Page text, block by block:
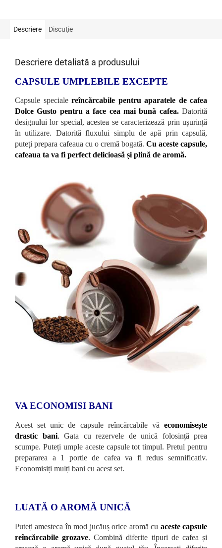
Descriere Discuţie
Descriere detaliată a produsului
CAPSULE UMPLEBILE EXCEPTE
Capsule speciale reîncărcabile pentru aparatele de cafea
Dolce Gusto pentru a face cea mai bună cafea.Datorită
designului lor special, acestea se caracterizează prin ușurință
în utilizare. Datorită fluxului simplu de apă prin capsulă,
puteți prepara cafeaua cu o cremă bogată. Cu aceste capsule,
cafeaua ta va fi perfect delicioasă și plină de aromă.
VA ECONOMISI BANI
Acest set unic de capsule reîncărcabile vă economisește
drastic bani. Gata cu rezervele de unică folosință prea
scumpe. Puteți umple aceste capsule tot timpul. Pretul pentru
prepararea a 1 portie de cafea va fi redus semnificativ.
Economisiți mulți bani cu acest set.
LUATĂ O AROMĂ UNICĂ
Puteți amesteca în mod jucăuș orice aromă cu aceste capsule
reîncărcabile grozave. Combină diferite tipuri de cafea și